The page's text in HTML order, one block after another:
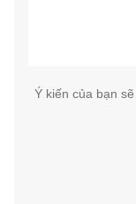
Ý kiến của bạn